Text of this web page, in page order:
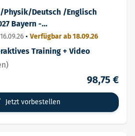
Physik/Deutsch /Englisch
Bayern -
16.09.26 • Verfügbar ab 18.09.26
Training + Video
98,75 €
Jetzt vorbestellen